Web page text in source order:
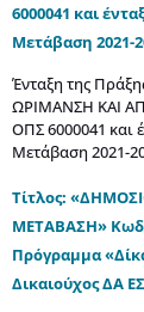
6000041 και
Μετάβαση 2021-
Ένταξη της
ΩΡΙΜΑΝΣΗ ΚΑΙ
ΟΠΣ 6000041 και
Μετάβαση 2021-
Τίτλος:
ΜΕΤΑΒΑΣΗ»
Πρόγραμμα
Δικαιούχος ΔΑ